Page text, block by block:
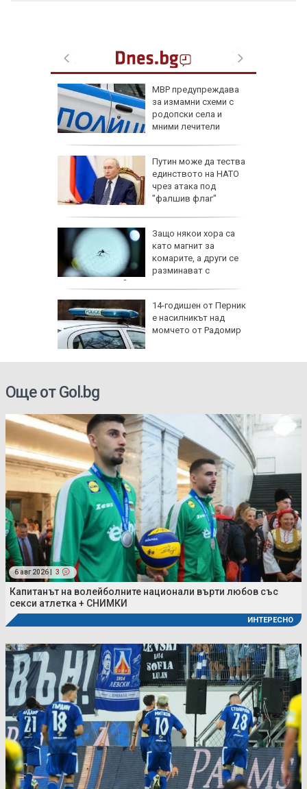
МВР предупреждава
за измамни схеми с
родопски села и
мними лечители
Путин може да тества
единството на НАТО
чрез атака под
"фалшив флаг"
Защо някои хора са
като магнит за
комарите, а други се
разминават с
ухапванията им?
14-годишен от Перник
е насилникът над
момчето от Радомир
Още от Gol.bg
6 авг 2026 | 3
Капитанът на волейболните национали върти любов със
секси атлетка + СНИМКИ
ИНТЕРЕСНО